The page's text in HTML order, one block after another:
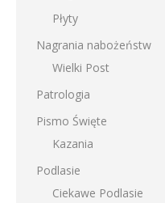
Płyty
Nagrania nabożeństw
Wielki Post
Patrologia
Pismo Święte
Kazania
Podlasie
Ciekawe Podlasie